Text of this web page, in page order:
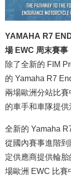
YAMAHA R7
場 EWC 周末賽事
除了全新的 FIM
的 Yamaha R7
兩場歐洲分站比
的車手和車隊提供
全新的 Yamaha
從國內賽事進階
定供應商提供輪
場歐洲 EWC 比賽